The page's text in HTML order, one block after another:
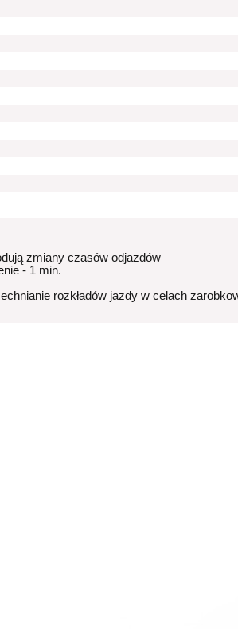
zmiany czasów odjazdów
- 1 min.
rozkładów jazdy w celach